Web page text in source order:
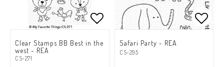
Lägg till i favoritlistan
Clear Stamps BB Best in the
west - REA
CS-271
Safari Party - REA
CS-295